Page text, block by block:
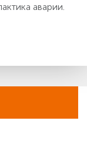
аварии.